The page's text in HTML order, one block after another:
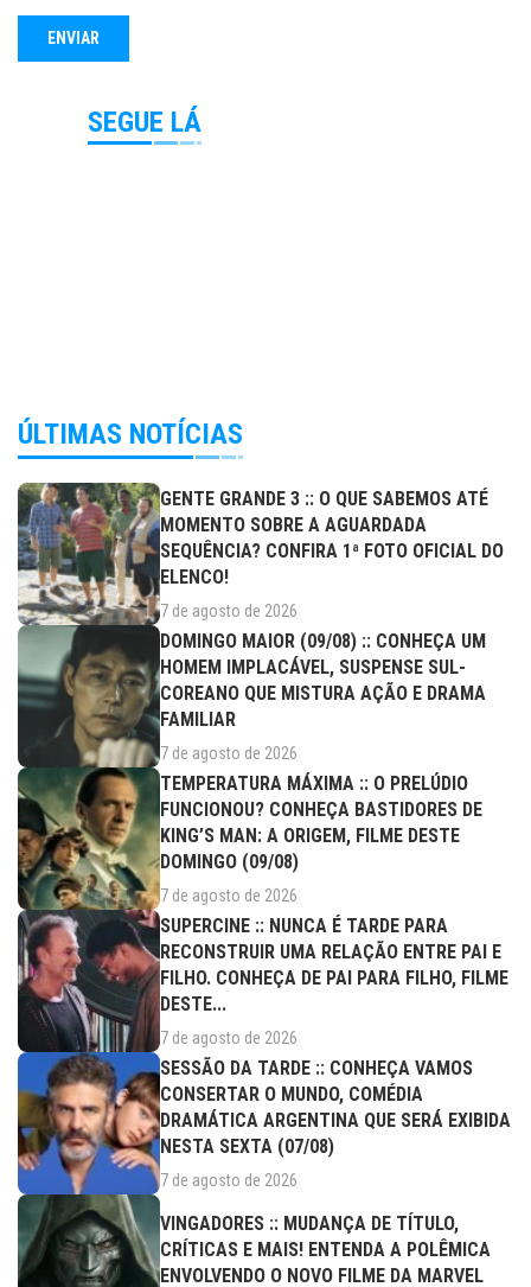
SEGUE LÁ
ÚLTIMAS NOTÍCIAS
GENTE GRANDE 3 :: O QUE SABEMOS ATÉ
MOMENTO SOBRE A AGUARDADA
SEQUÊNCIA? CONFIRA 1ª FOTO OFICIAL DO
ELENCO!
7 de agosto de 2026
DOMINGO MAIOR (09/08) :: CONHEÇA UM
HOMEM IMPLACÁVEL, SUSPENSE SUL-
COREANO QUE MISTURA AÇÃO E DRAMA
FAMILIAR
7 de agosto de 2026
TEMPERATURA MÁXIMA :: O PRELÚDIO
FUNCIONOU? CONHEÇA BASTIDORES DE
KING’S MAN: A ORIGEM, FILME DESTE
DOMINGO (09/08)
7 de agosto de 2026
SUPERCINE :: NUNCA É TARDE PARA
RECONSTRUIR UMA RELAÇÃO ENTRE PAI E
FILHO. CONHEÇA DE PAI PARA FILHO, FILME
DESTE...
7 de agosto de 2026
SESSÃO DA TARDE :: CONHEÇA VAMOS
CONSERTAR O MUNDO, COMÉDIA
DRAMÁTICA ARGENTINA QUE SERÁ EXIBIDA
NESTA SEXTA (07/08)
7 de agosto de 2026
VINGADORES :: MUDANÇA DE TÍTULO,
CRÍTICAS E MAIS! ENTENDA A POLÊMICA
ENVOLVENDO O NOVO FILME DA MARVEL